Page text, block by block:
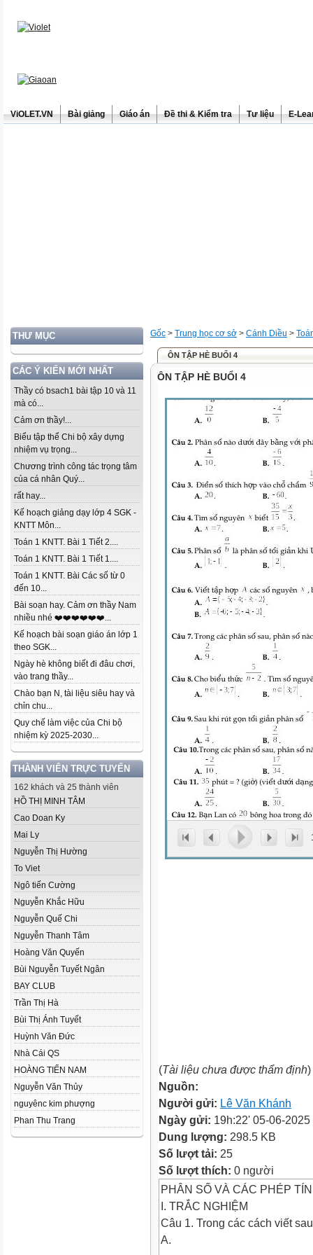
ViOLET.VN Bài giảng Giáo án Đề thi & Kiểm tra Tư liệu E-
THƯ MỤC
CÁC Ý KIẾN MỚI NHẤT
Thầy có bsach1 bài tập 10 và 11
mà có...
Cảm ơn thầy!...
Biểu tập thể Chi bộ xây dựng
nhiệm vụ trọng...
Chương trình công tác trọng tâm
của cá nhân Quý...
rất hay...
Kế hoạch giảng dạy lớp 4 SGK -
KNTT Môn...
Toán 1 KNTT. Bài 1 Tiết 2....
Toán 1 KNTT. Bài 1 Tiết 1....
Toán 1 KNTT. Bài Các số từ 0
đến 10...
Bài soạn hay. Cảm ơn thầy Nam
nhiều nhé ❤️❤️❤️❤️❤️❤️...
Kế hoạch bài soạn giáo án lớp 1
theo SGK...
Ngày hè không biết đi đâu chơi,
vào trang thầy...
Chào bạn N, tài liệu siêu hay và
chỉn chu...
Quy chế làm việc của Chi bộ
nhiệm kỳ 2025-2030...
THÀNH VIÊN TRỰC TUYẾN
162 khách và 25 thành viên
HỒ THỊ MINH TÂM
Cao Doan Ky
Mai Ly
Nguyễn Thị Hường
To Viet
Ngô tiến Cường
Nguyễn Khắc Hữu
Nguyễn Quế Chi
Nguyễn Thanh Tâm
Hoàng Văn Quyến
Bùi Nguyễn Tuyết Ngân
BAY CLUB
Trần Thị Hà
Bùi Thị Ánh Tuyết
Huỳnh Văn Đức
Nhà Cái QS
HOÀNG TIẾN NAM
Nguyễn Văn Thủy
nguyênc kim phượng
Phan Thu Trang
Gốc > Trung học cơ sở > Cánh Diều >
ÔN TẬP HÈ BUỔI 4
ÔN TẬP HÈ BUỔI 4
(Tài liệu chưa được thẩm định)
Nguồn:
Người gửi: Lê Văn Khánh
Ngày gửi: 19h:22' 05-06-2025
Dung lượng: 298.5 KB
Số lượt tải: 25
Số lượt thích: 0 người
PHÂN SỐ VÀ CÁC PHÉP
I. TRẮC NGHIỆM
Câu 1. Trong các cách viết
A.